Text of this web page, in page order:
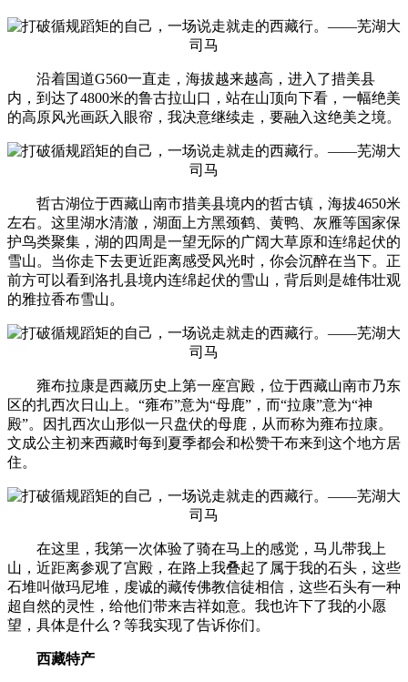
沿着国道G560一直走，海拔越来越高，进入了措美县
内，到达了4800米的鲁古拉山口，站在山顶向下看，一幅绝美
的高原风光画跃入眼帘，我决意继续走，要融入这绝美之境。
哲古湖位于西藏山南市措美县境内的哲古镇，海拔4650米
左右。这里湖水清澈，湖面上方黑颈鹤、黄鸭、灰雁等国家保
护鸟类聚集，湖的四周是一望无际的广阔大草原和连绵起伏的
雪山。当你走下去更近距离感受风光时，你会沉醉在当下。正
前方可以看到洛扎县境内连绵起伏的雪山，背后则是雄伟壮观
的雅拉香布雪山。
雍布拉康是西藏历史上第一座宫殿，位于西藏山南市乃东
区的扎西次日山上。“雍布”意为“母鹿”，而“拉康”意为“神
殿”。因扎西次山形似一只盘伏的母鹿，从而称为雍布拉康。
文成公主初来西藏时每到夏季都会和松赞干布来到这个地方居
住。
在这里，我第一次体验了骑在马上的感觉，马儿带我上
山，近距离参观了宫殿，在路上我叠起了属于我的石头，这些
石堆叫做玛尼堆，虔诚的藏传佛教信徒相信，这些石头有一种
超自然的灵性，给他们带来吉祥如意。我也许下了我的小愿
望，具体是什么？等我实现了告诉你们。
西藏特产